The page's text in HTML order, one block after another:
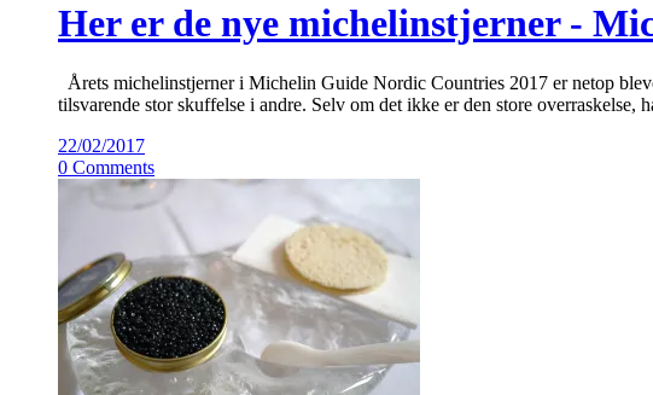
Her er de nye michelinstjerner -
Årets michelinstjerner i Michelin Guide Nordic Countries 2017 er netop
tilsvarende stor skuffelse i andre. Selv om det ikke er den store overraskelse,
22/02/2017
0 Comments